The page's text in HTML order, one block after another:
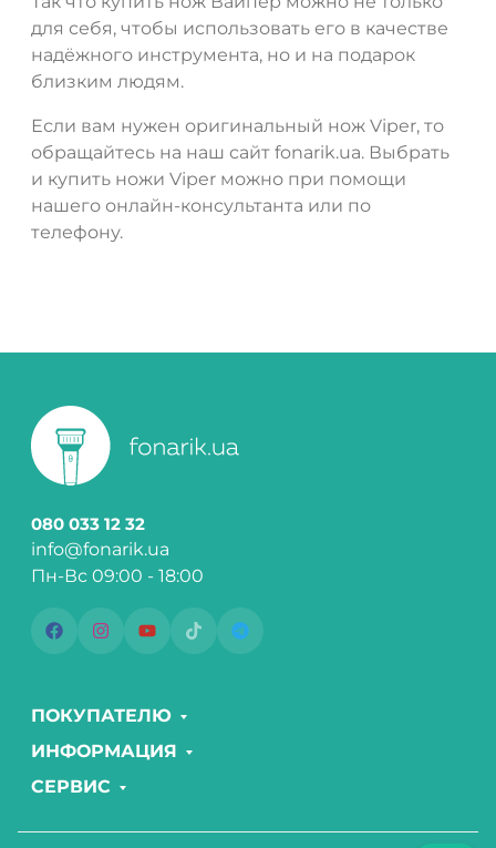
для себя, чтобы использовать его в качестве
надёжного инструмента, но и на подарок
близким людям.
Если вам нужен оригинальный нож Viper, то
обращайтесь на наш сайт fonarik.ua. Выбрать
и купить ножи Viper можно при помощи
нашего онлайн-консультанта или по
телефону.
080 033 12 32
info@fonarik.ua
Пн-Вс 09:00 - 18:00
ПОКУПАТЕЛЮ
ИНФОРМАЦИЯ
СЕРВИС